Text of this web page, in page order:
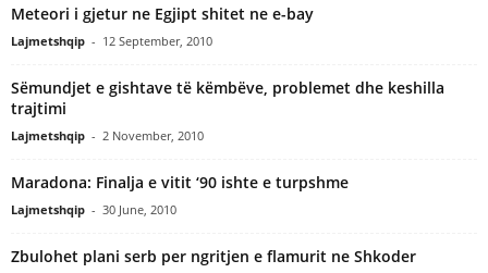
Meteori i gjetur ne Egjipt shitet ne e-bay
Lajmetshqip - 12 September, 2010
Sëmundjet e gishtave të këmbëve, problemet dhe keshilla
trajtimi
Lajmetshqip - 2 November, 2010
Maradona: Finalja e vitit ‘90 ishte e turpshme
Lajmetshqip - 30 June, 2010
Zbulohet plani serb per ngritjen e flamurit ne Shkoder